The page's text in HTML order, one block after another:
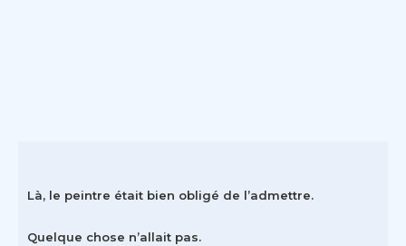
Là, le peintre était bien obligé de l’admettre.
Quelque chose n’allait pas.